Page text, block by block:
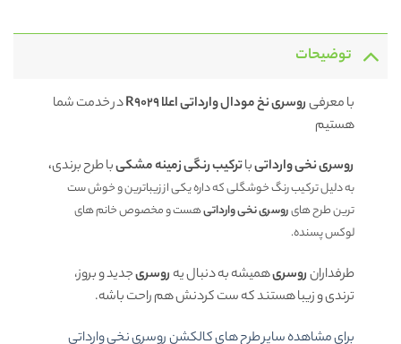
توضیحات
با معرفیروسری نخ مودال وارداتی اعلا R9029
در خدمت شما
هستیم
روسری نخی وارداتیباترکیب رنگی زمینه مشکیبا طرح برندی،
به دلیل ترکیب رنگ خوشگلی که داره یکی از زیباترین و خوش ست
ترین طرح هایروسری نخی وارداتیهست و مخصوص خانم های
لوکس پسنده.
طرفدارانروسریهمیشه به دنبال یه روسریجدید و بروز،
ترندی و زیبا هستند که ست کردنش هم راحت باشه.
برای مشاهده سایر طرح های کالکشن روسری نخی وارداتی